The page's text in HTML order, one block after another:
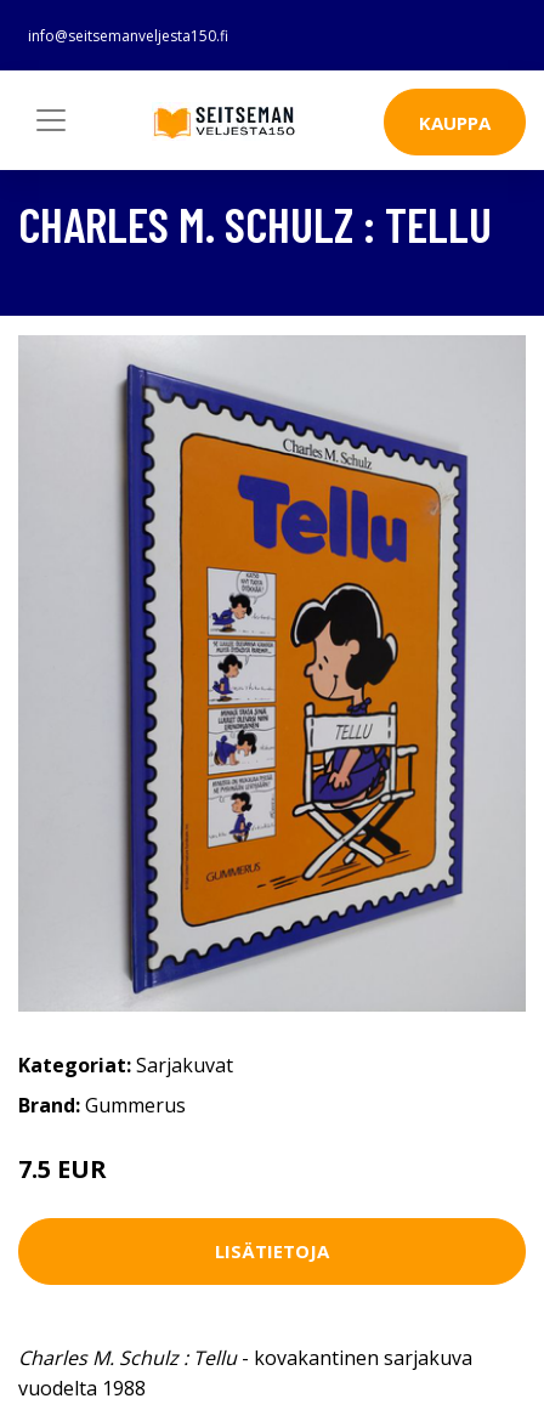
info@seitsemanveljesta150.fi
KAUPPA
CHARLES M. SCHULZ : TELLU
Kategoriat:Sarjakuvat
Brand:Gummerus
7.5 EUR
LISÄTIETOJA
Charles M. Schulz : Tellu- kovakantinen sarjakuva
vuodelta 1988